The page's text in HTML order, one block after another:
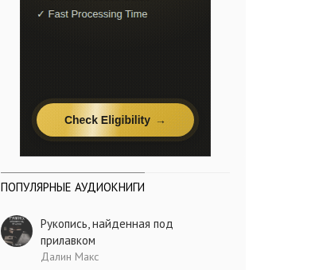
ПОПУЛЯРНЫЕ АУДИОКНИГИ
Рукопись, найденная под
прилавком
Далин Макс